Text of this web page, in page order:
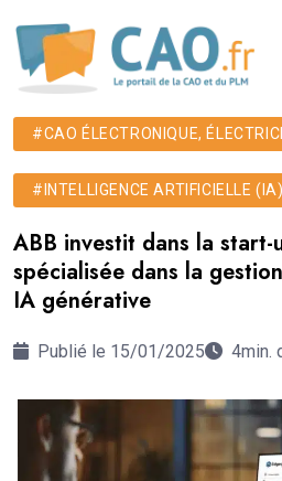
#CAO ÉLECTRONIQUE,
#INTELLIGENCE ARTIFICIELLE (IA)
ABB investit dans la start-
spécialisée dans la
IA générative
Publié le 15/01/2025 4min.